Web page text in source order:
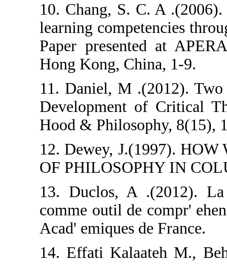
10. Chang, S.
learning
Paper
Hong Kong,
11. Daniel, M
Development
Hood &
12. Dewey,
OF
13. Duclos, A
comme outil de
Acad' emiques
14. Effati